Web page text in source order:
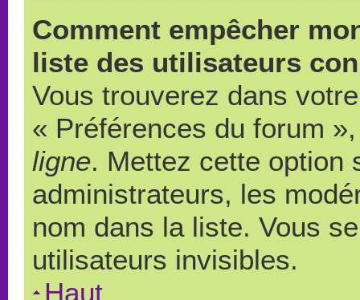
Comment empêcher
liste des utilisateurs
Vous trouverez dans
« Préférences du forum
ligne. Mettez cette option
administrateurs, les
nom dans la liste. Vous
utilisateurs invisibles.
Haut